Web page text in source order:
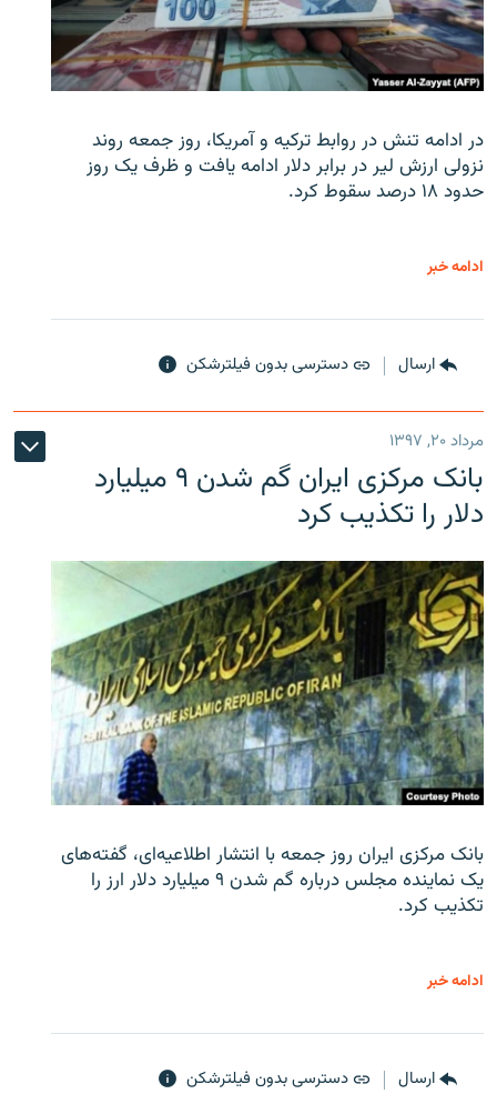
در ادامه تنش در روابط ترکیه و آمریکا، روز جمعه روند
نزولی ارزش لیر در برابر دلار ادامه یافت و ظرف یک روز
حدود ۱۸ درصد سقوط کرد.
ادامه خبر
ارسال دسترسی بدون فیلترشکن
مرداد ۲۰, ۱۳۹۷
بانک مرکزی ایران گم شدن ۹ میلیارد
دلار را تکذیب کرد
بانک مرکزی ایران روز جمعه با انتشار اطلاعیه‌ای، گفته‌های
یک نماینده مجلس درباره گم شدن ۹ میلیارد دلار ارز را
تکذیب کرد.
ادامه خبر
ارسال دسترسی بدون فیلترشکن